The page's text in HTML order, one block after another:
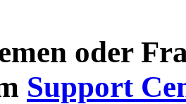
oder
Support